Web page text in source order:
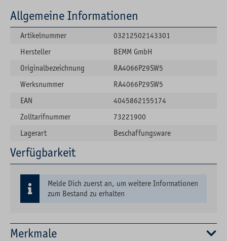
Merkmale
Allgemeine Informationen
Artikelnummer
03212502143301
Hersteller
BEMM GmbH
Originalbezeichnung
RA4066P29SW5
Werksnummer
RA4066P29SW5
EAN
4045862155174
Zolltarifnummer
73221900
Lagerart
Beschaffungsware
Verfügbarkeit
Melde Dich zuerst an, um weitere Informationen
zum Bestand zu erhalten